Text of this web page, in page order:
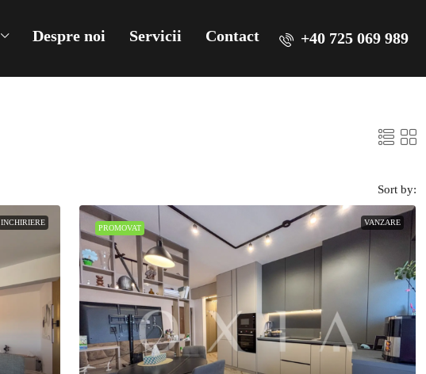
Despre noi Servicii Contact +40 725 069 989
Sort by:
INCHIRIERE
PROMOVAT
VANZARE